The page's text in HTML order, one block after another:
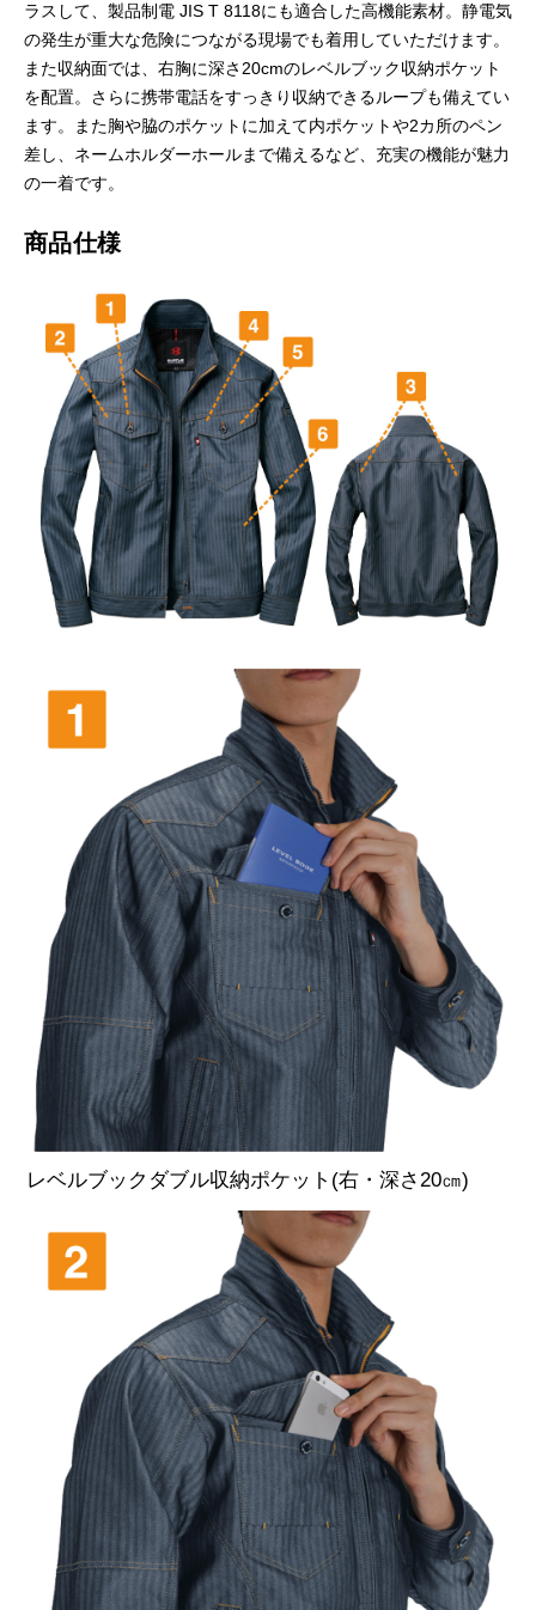
ラスして、製品制電 JIS T 8118にも適合した高機能素材。静電気
の発生が重大な危険につながる現場でも着用していただけます。
また収納面では、右胸に深さ20cmのレベルブック収納ポケット
を配置。さらに携帯電話をすっきり収納できるループも備えてい
ます。また胸や脇のポケットに加えて内ポケットや2カ所のペン
差し、ネームホルダーホールまで備えるなど、充実の機能が魅力
の一着です。
商品仕様
レベルブックダブル収納ポケット(右・深さ20㎝)